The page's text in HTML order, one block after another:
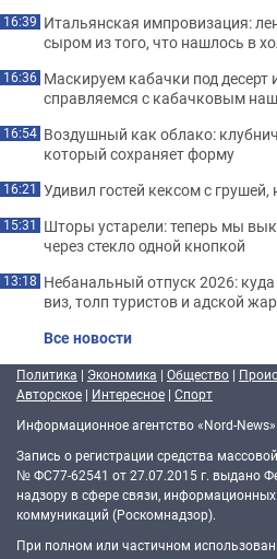
16:39 Итальянская импровизация:
сыром из того, что нашлось в
16:36 Маскируем кабачки под
справляемся с кабачковым
16:54 Воздушный как облако:
который сохраняет форму
16:21 Удивил гостей кексом с грушей,
15:31 Шторы устарели: теперь мы
через стекло одной кнопкой
13:18 Небанальный отпуск 2026:
виз, толп туристов и адской
Все новости
Политика | Экономика | Общество |
Авторское | Интересное | Спорт
Информационное агентство «Nord-News»
Запись о регистрации средства
№ ФС77-62541 от 27.07.2015 г. выдано
надзору в сфере связи,
коммуникаций (Роскомнадзор).
При полном или частичном